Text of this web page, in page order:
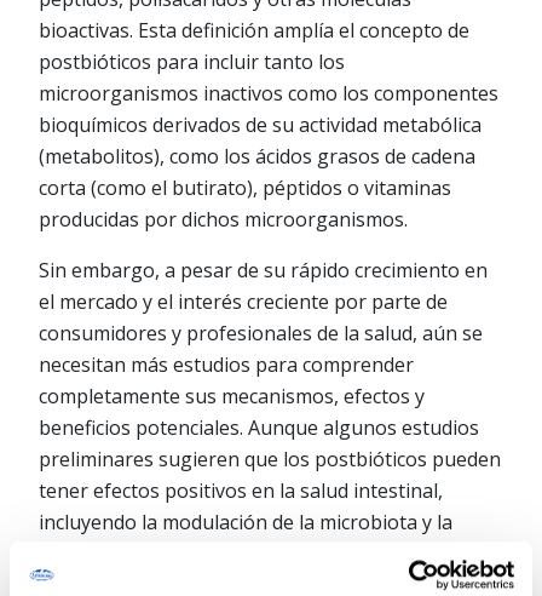
bioactivas. Esta definición amplía el concepto de
postbióticos para incluir tanto los
microorganismos inactivos como los componentes
bioquímicos derivados de su actividad metabólica
(metabolitos), como los ácidos grasos de cadena
corta (como el butirato), péptidos o vitaminas
producidas por dichos microorganismos.
Sin embargo, a pesar de su rápido crecimiento en
el mercado y el interés creciente por parte de
consumidores y profesionales de la salud, aún se
necesitan más estudios para comprender
completamente sus mecanismos, efectos y
beneficios potenciales. Aunque algunos estudios
preliminares sugieren que los postbióticos pueden
tener efectos positivos en la salud intestinal,
incluyendo la modulación de la microbiota y la
mejora de la función inmunológica, la evidencia
científica sigue siendo limitada y heterogénea.